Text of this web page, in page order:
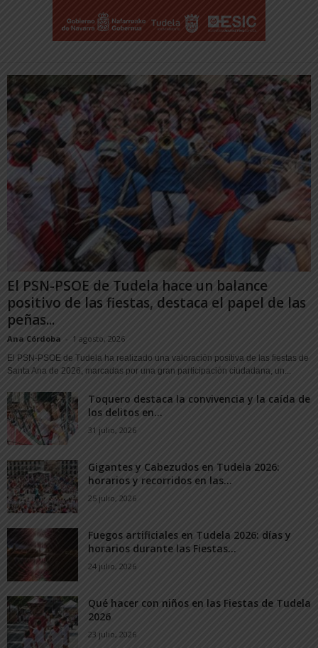
El PSN-PSOE de Tudela hace un balance
positivo de las fiestas, destaca el papel de las
peñas...
Ana Córdoba - 1 agosto, 2026
El PSN-PSOE de Tudela ha realizado una valoración positiva de las fiestas de
Santa Ana de 2026, marcadas por una gran participación ciudadana, un...
Toquero destaca la convivencia y la caída de
los delitos en...
31 julio, 2026
Gigantes y Cabezudos en Tudela 2026:
horarios y recorridos en las...
25 julio, 2026
Fuegos artificiales en Tudela 2026: días y
horarios durante las Fiestas...
24 julio, 2026
Qué hacer con niños en las Fiestas de Tudela
2026
23 julio, 2026